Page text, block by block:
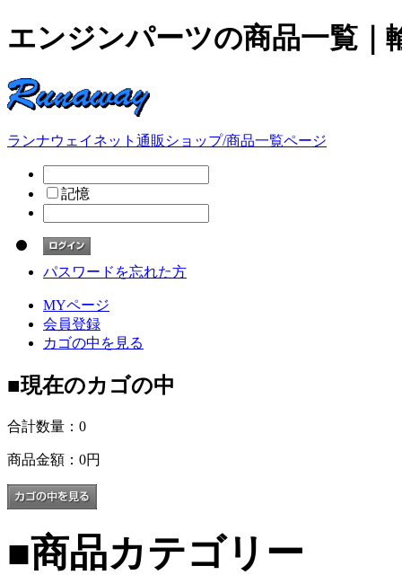
エンジンパーツの商品一覧
ランナウェイネット通販ショップ/商品一覧ページ
記憶
パスワードを忘れた方
MYページ
会員登録
カゴの中を見る
■現在のカゴの中
合計数量： 0
商品金額： 0円
■商品カテゴリー